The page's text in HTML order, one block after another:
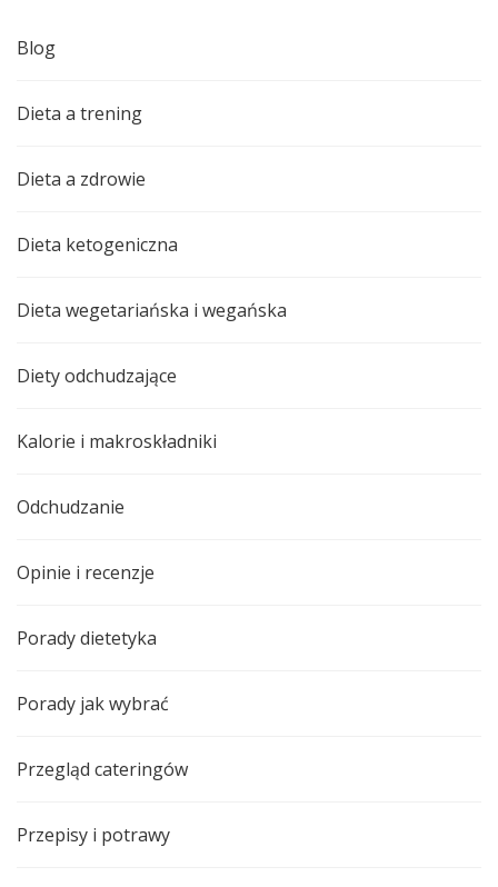
Blog
Dieta a trening
Dieta a zdrowie
Dieta ketogeniczna
Dieta wegetariańska i wegańska
Diety odchudzające
Kalorie i makroskładniki
Odchudzanie
Opinie i recenzje
Porady dietetyka
Porady jak wybrać
Przegląd cateringów
Przepisy i potrawy